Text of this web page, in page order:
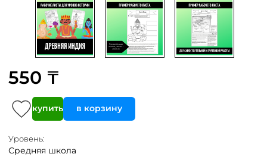
550 ₸
купить в корзину
Уровень:
Средняя школа